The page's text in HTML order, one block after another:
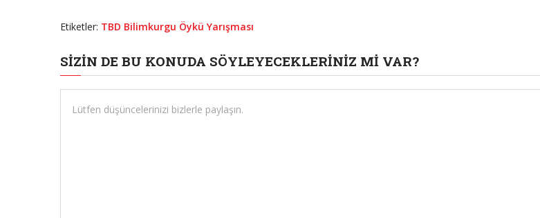
Etiketler: TBD Bilimkurgu Öykü Yarışması
SIZIN DE BU KONUDA SÖYLEYECEKLERINIZ MI VAR?